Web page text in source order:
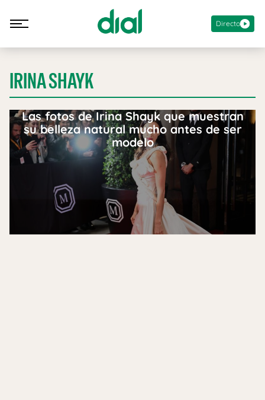
Directo
IRINA SHAYK
Las fotos de Irina Shayk que muestran
su belleza natural mucho antes de ser
modelo